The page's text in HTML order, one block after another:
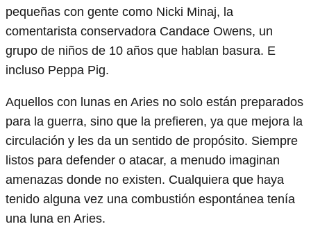
pequeñas con gente como Nicki Minaj, la
comentarista conservadora Candace Owens, un
grupo de niños de 10 años que hablan basura. E
incluso Peppa Pig.
Aquellos con lunas en Aries no solo están preparados
para la guerra, sino que la prefieren, ya que mejora la
circulación y les da un sentido de propósito. Siempre
listos para defender o atacar, a menudo imaginan
amenazas donde no existen. Cualquiera que haya
tenido alguna vez una combustión espontánea tenía
una luna en Aries.